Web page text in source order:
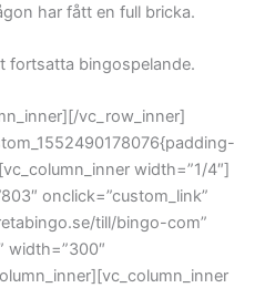
har fått en full bricka.
fortsatta bingospelande.
vc_row_inner]
width=”1/4″]
onclick=”custom_link”
till/bingo-com”
width=”300″